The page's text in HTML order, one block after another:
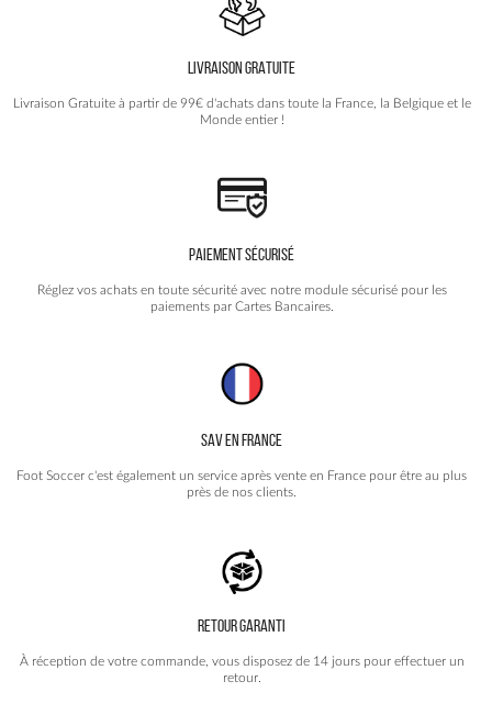
LIVRAISON GRATUITE
Livraison Gratuite à partir de 99€ d'achats dans toute la France, la Belgique et le
Monde entier !
PAIEMENT SÉCURISÉ
Réglez vos achats en toute sécurité avec notre module sécurisé pour les
paiements par Cartes Bancaires.
SAV EN FRANCE
Foot Soccer c'est également un service après vente en France pour être au plus
près de nos clients.
RETOUR GARANTI
À réception de votre commande, vous disposez de 14 jours pour effectuer un
retour.